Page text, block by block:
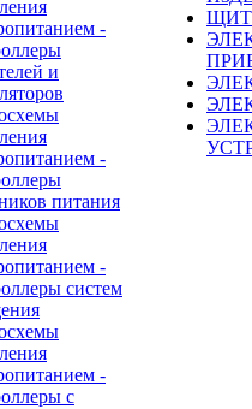
-
и
-
питания
-
систем
-
с